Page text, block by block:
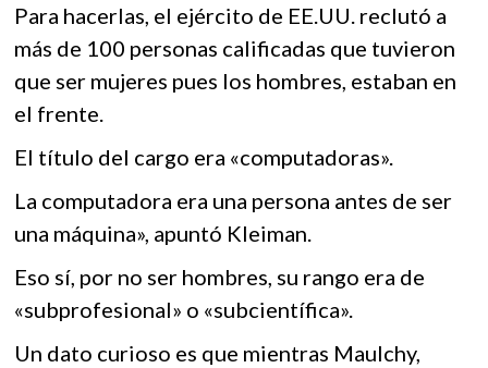
Para hacerlas, el ejército de EE.UU. reclutó a
más de 100 personas calificadas que tuvieron
que ser mujeres pues los hombres, estaban en
el frente.
El título del cargo era «computadoras».
La computadora era una persona antes de ser
una máquina», apuntó Kleiman.
Eso sí, por no ser hombres, su rango era de
«subprofesional» o «subcientífica».
Un dato curioso es que mientras Maulchy,